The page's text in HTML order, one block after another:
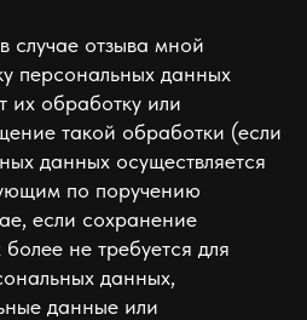
случае отзыва мной
персональных данных
их обработку или
такой обработки (если
данных осуществляется
по поручению
если сохранение
не требуется для
данных,
данные или